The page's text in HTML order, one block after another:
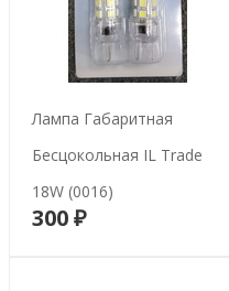
Лампа Габаритная
Бесцокольная IL Trade
18W (0016)
300 ₽В корзину